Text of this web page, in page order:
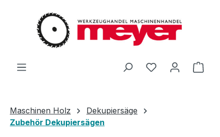
Zum Hauptinhalt springen
Du hast 0
Maschinen Holz
Dekupiersäge
Zubehör Dekupiersägen